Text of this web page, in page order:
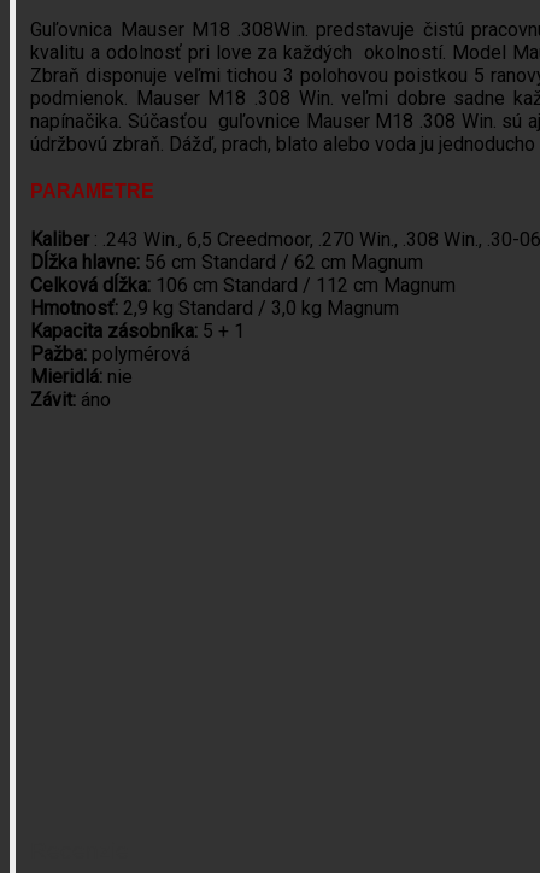
Guľovnica Mauser M18 .308Win. predstavuje čistú
kvalitu a odolnosť pri love za každých okolností. Model
Zbraň disponuje veľmi tichou 3 polohovou poistkou 5
podmienok. Mauser M18 .308 Win. veľmi dobre sadne
napínačika. Súčasťou guľovnice Mauser M18 .308 Win. sú
údržbovú zbraň. Dážď, prach, blato alebo voda ju
PARAMETRE
Kaliber: .243 Win., 6,5 Creedmoor, .270 Win., .308 Win., .30-
Dĺžka hlavne: 56 cm Standard / 62 cm Magnum
Celková dĺžka: 106 cm Standard / 112 cm Magnum
Hmotnosť: 2,9 kg Standard / 3,0 kg Magnum
Kapacita zásobníka: 5 + 1
Pažba: polymérová
Mieridlá: nie
Závit: áno